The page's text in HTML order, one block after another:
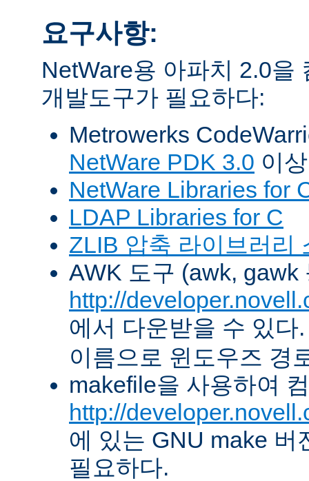
요구사항:
NetWare용 아파치 2.0을
개발도구가 필요하다:
Metrowerks
NetWare PDK 3.0 이
NetWare Libraries for
LDAP Libraries for C
ZLIB 압축 라이브러리
AWK 도구 (awk, gawk
http://
에서 다운받을 수 있
이름으로 윈도우즈 경
makefile을 사용하여
http://
에 있는 GNU make 버
필요하다.